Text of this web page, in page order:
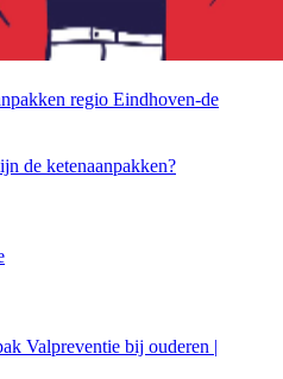
regio Eindhoven-de
de ketenaanpakken?
Valpreventie bij ouderen |